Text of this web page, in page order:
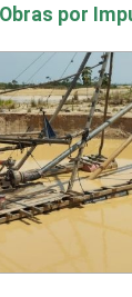
por